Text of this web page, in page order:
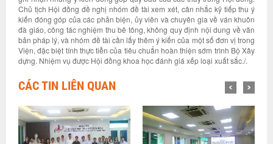
Chủ tịch Hội đồng đề nghị nhóm đề tài xem xét, cân nhắc kỹ tiếp thu ý
kiến đóng góp của các phản biện, ủy viên và chuyên gia về ván khuôn
đà giáo, công tác nghiệm thu bê tông, không quy định nội dung về văn
bản pháp lý, và nhóm đề tài cần lấy thêm ý kiến của một số đơn vị trong
Viện, đặc biệt tính thực tiễn của tiêu chuẩn hoàn thiện sớm trình Bộ Xây
dựng. Nhiệm vụ được Hội đồng khoa học đánh giá xếp loại xuất sắc./.
CÁC TIN LIÊN QUAN